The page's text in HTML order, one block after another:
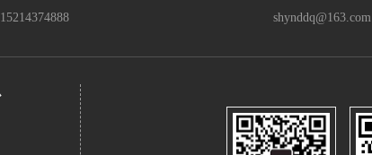
15214374888 shynddq@163.com